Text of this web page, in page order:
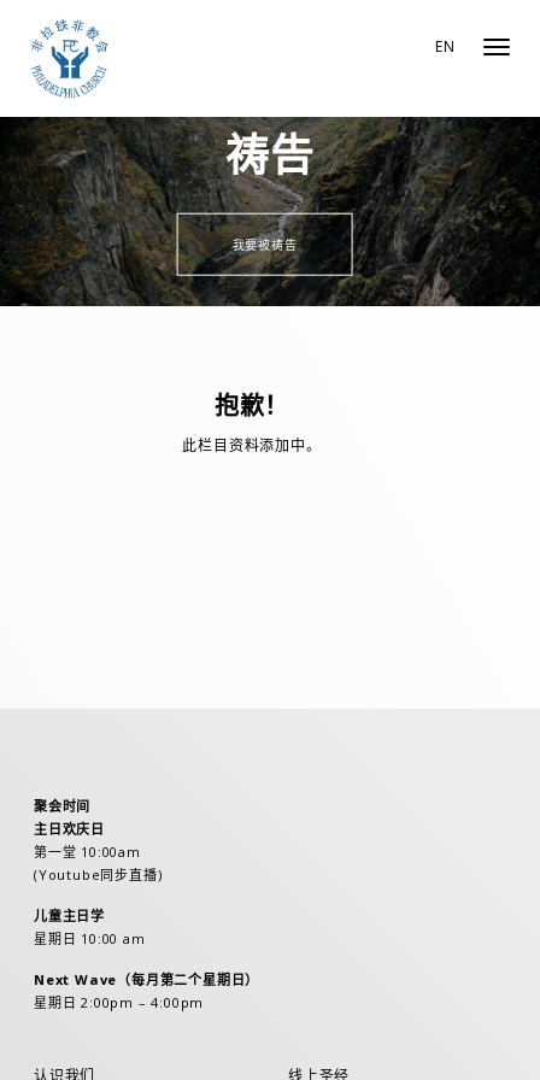
EN
祷告
我要被祷告
抱歉！
此栏目资料添加中。
聚会时间
主日欢庆日
第一堂 10:00am
(Youtube同步直播)
儿童主日学
星期日 10:00 am
Next Wave（每月第二个星期日）
星期日 2:00pm – 4:00pm